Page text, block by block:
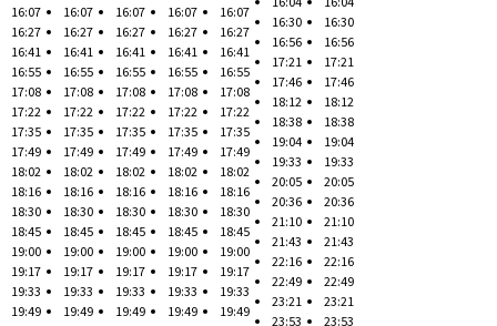
16:07
16:27
16:41
16:55
17:08
17:22
17:35
17:49
18:02
18:16
18:30
18:45
19:00
19:17
19:33
19:49
16:07
16:27
16:41
16:55
17:08
17:22
17:35
17:49
18:02
18:16
18:30
18:45
19:00
19:17
19:33
19:49
16:07
16:27
16:41
16:55
17:08
17:22
17:35
17:49
18:02
18:16
18:30
18:45
19:00
19:17
19:33
19:49
16:07
16:27
16:41
16:55
17:08
17:22
17:35
17:49
18:02
18:16
18:30
18:45
19:00
19:17
19:33
19:49
16:07
16:27
16:41
16:55
17:08
17:22
17:35
17:49
18:02
18:16
18:30
18:45
19:00
19:17
19:33
19:49
16:30
16:56
17:21
17:46
18:12
18:38
19:04
19:33
20:05
20:36
21:10
21:43
22:16
22:49
23:21
23:53
16:30
16:56
17:21
17:46
18:12
18:38
19:04
19:33
20:05
20:36
21:10
21:43
22:16
22:49
23:21
23:53